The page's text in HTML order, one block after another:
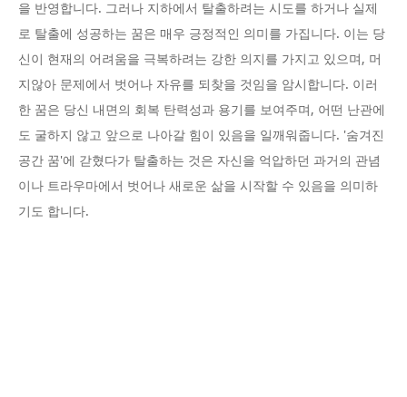
을 반영합니다. 그러나 지하에서 탈출하려는 시도를 하거나 실제
로 탈출에 성공하는 꿈은 매우 긍정적인 의미를 가집니다. 이는 당
신이 현재의 어려움을 극복하려는 강한 의지를 가지고 있으며, 머
지않아 문제에서 벗어나 자유를 되찾을 것임을 암시합니다. 이러
한 꿈은 당신 내면의 회복 탄력성과 용기를 보여주며, 어떤 난관에
도 굴하지 않고 앞으로 나아갈 힘이 있음을 일깨워줍니다. '숨겨진
공간 꿈'에 갇혔다가 탈출하는 것은 자신을 억압하던 과거의 관념
이나 트라우마에서 벗어나 새로운 삶을 시작할 수 있음을 의미하
기도 합니다.